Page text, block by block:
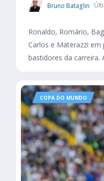
Bruno Bataglin
Ronaldo, Romário,
Carlos e Materazzi
bastidores da carreira.
COPA DO MUNDO